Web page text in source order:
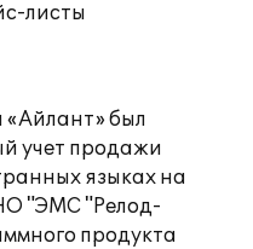
листы
был
учет продажи
языках на
"ЭМС "Релод-
продукта